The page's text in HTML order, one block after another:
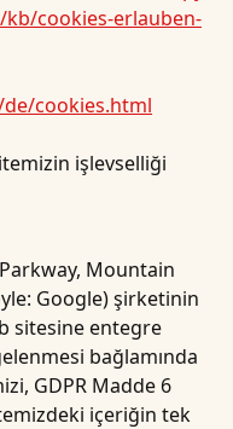
cookies-erlauben-
cookies.html
işlevselliği
Mountain
Google) şirketinin
sitesine entegre
bağlamında
GDPR Madde 6
içeriğin tek